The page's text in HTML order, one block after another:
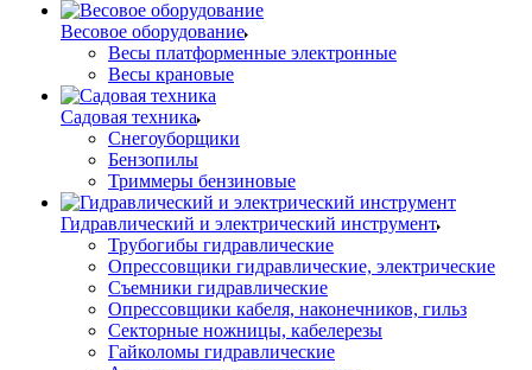
Весовое оборудование
Весы платформенные электронные
Весы крановые
Садовая техника
Снегоуборщики
Бензопилы
Триммеры бензиновые
Гидравлический и электрический инструмент
Трубогибы гидравлические
Опрессовщики гидравлические, электрические
Съемники гидравлические
Опрессовщики кабеля, наконечников, гильз
Секторные ножницы, кабелерезы
Гайколомы гидравлические